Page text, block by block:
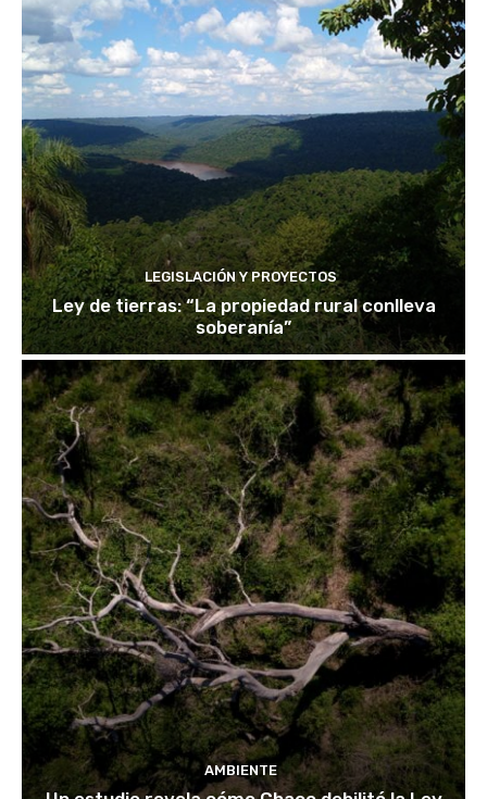
LEGISLACIÓN Y PROYECTOS
Ley de tierras: “La propiedad rural conlleva
soberanía”
AMBIENTE